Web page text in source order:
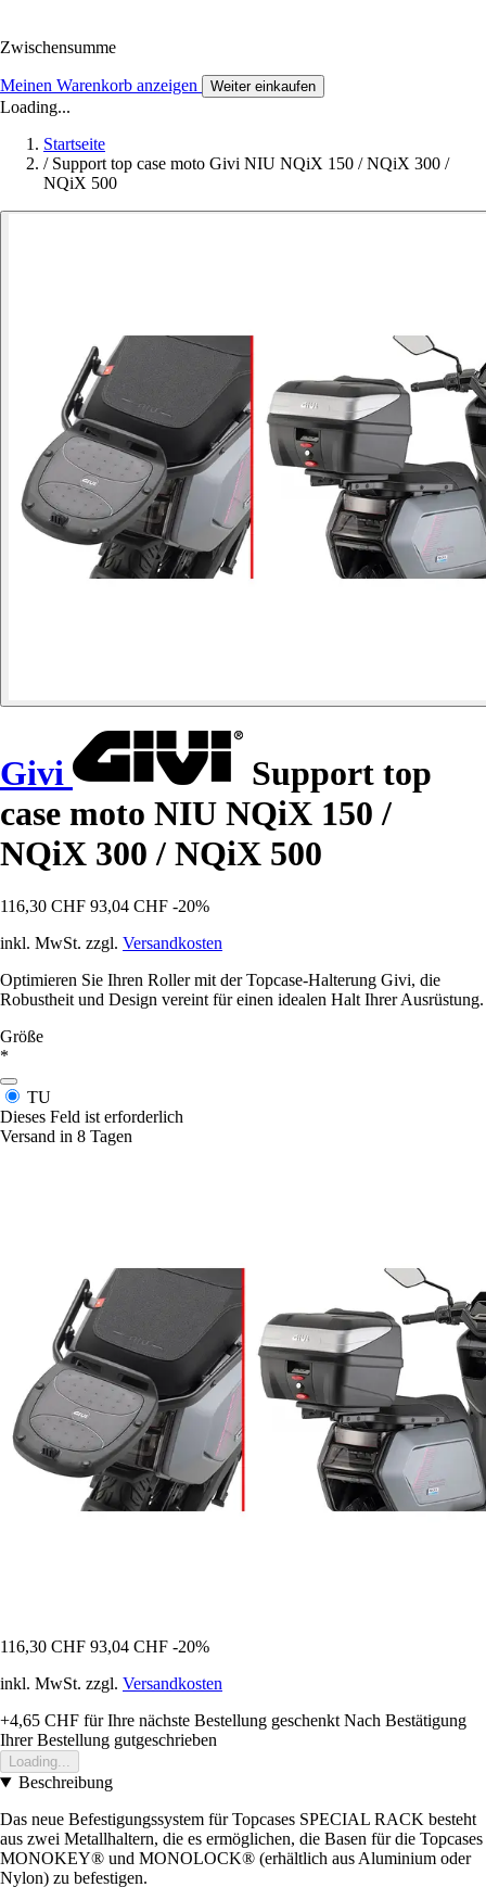
Zwischensumme
Meinen Warenkorb anzeigen Weiter einkaufen
Loading...
Startseite
/ Support top case moto Givi NIU NQiX 150 / NQiX 300 /
NQiX 500
Givi
Support top
case moto NIU NQiX 150 /
NQiX 300 / NQiX 500
116,30 CHF 93,04 CHF -20%
inkl. MwSt. zzgl. Versandkosten
Optimieren Sie Ihren Roller mit der Topcase-Halterung Givi, die
Robustheit und Design vereint für einen idealen Halt Ihrer Ausrüstung.
Größe
*
TU
Dieses Feld ist erforderlich
Versand in 8 Tagen
116,30 CHF 93,04 CHF -20%
inkl. MwSt. zzgl. Versandkosten
+4,65 CHF für Ihre nächste Bestellung geschenkt Nach Bestätigung
Ihrer Bestellung gutgeschrieben
Loading...
Beschreibung
Das neue Befestigungssystem für Topcases SPECIAL RACK besteht
aus zwei Metallhaltern, die es ermöglichen, die Basen für die Topcases
MONOKEY® und MONOLOCK® (erhältlich aus Aluminium oder
Nylon) zu befestigen.